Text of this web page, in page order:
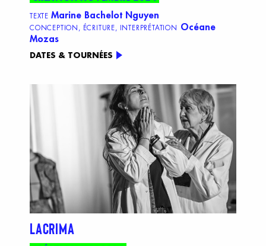
TEXTE Marine Bachelot Nguyen
CONCEPTION, ÉCRITURE, INTERPRÉTATION
Océane
Mozas
DATES & TOURNÉES
LACRIMA